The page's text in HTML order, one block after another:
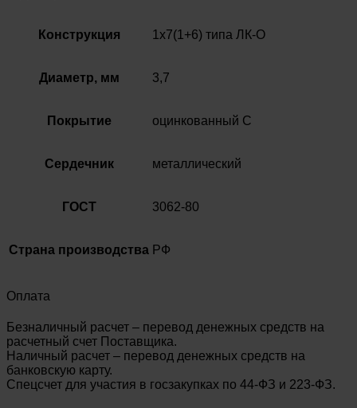
Конструкция 1х7(1+6) типа ЛК-О
Диаметр, мм 3,7
Покрытие оцинкованный С
Сердечник металлический
ГОСТ 3062-80
Страна производства РФ
Оплата
Безналичный расчет – перевод денежных средств на
расчетный счет Поставщика.
Наличный расчет – перевод денежных средств на
банковскую карту.
Спецсчет для участия в госзакупках по 44-ФЗ и 223-ФЗ.